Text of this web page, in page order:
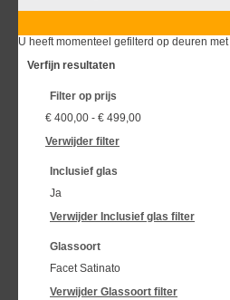
U heeft momenteel gefilterd op deuren
Verfijn resultaten
Filter op prijs
€ 400,00 - € 499,00
Verwijder filter
Inclusief glas
Ja
Verwijder Inclusief glas filter
Glassoort
Facet Satinato
Verwijder Glassoort filter